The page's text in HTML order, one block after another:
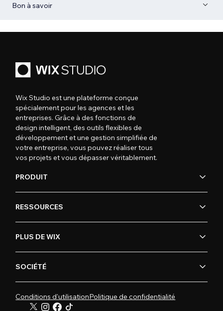
Bon à savoir
Wix Studio est une plateforme conçue
spécialement pour les agences et les
entreprises. Grâce à des fonctions de
design intelligent, des outils flexibles de
développement et une gestion simplifiée de
votre entreprise, vous pouvez réaliser tous
vos projets et vous dépasser véritablement.
PRODUIT
RESSOURCES
PLUS DE WIX
SOCIÉTÉ
Conditions d'utilisationPolitique de confidentialité